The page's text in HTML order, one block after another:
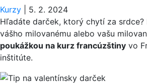
Kurzy
5. 2. 2024
Hľadáte darček, ktorý chytí za srdce?
vášho milovanému alebo vašu
poukážkou na kurz francúzštiny vo
inštitúte.